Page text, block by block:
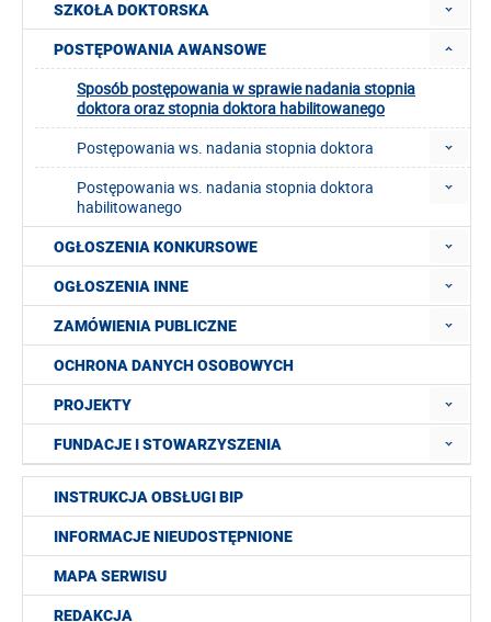
SZKOŁA DOKTORSKA
POSTĘPOWANIA AWANSOWE
Sposób postępowania w sprawie nadania stopnia
doktora oraz stopnia doktora habilitowanego
Postępowania ws. nadania stopnia doktora
Postępowania ws. nadania stopnia doktora
habilitowanego
OGŁOSZENIA KONKURSOWE
OGŁOSZENIA INNE
ZAMÓWIENIA PUBLICZNE
OCHRONA DANYCH OSOBOWYCH
PROJEKTY
FUNDACJE I STOWARZYSZENIA
INSTRUKCJA OBSŁUGI BIP
INFORMACJE NIEUDOSTĘPNIONE
MAPA SERWISU
REDAKCJA